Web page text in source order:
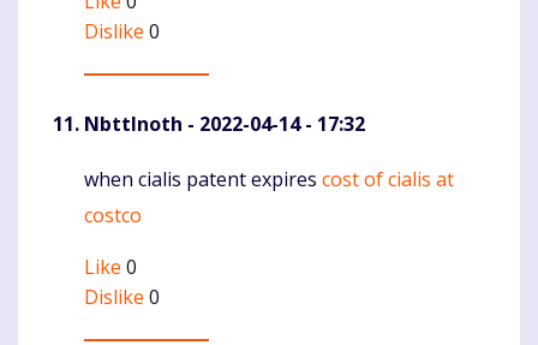
Dislike 0
NbttInoth - 2022-04-14 - 17:32
Komentaras
when cialis patent expires cost of cialis at
costco
Like 0
Dislike 0